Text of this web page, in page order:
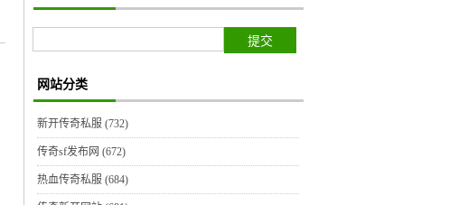
网站分类
新开传奇私服 (732)
传奇sf发布网 (672)
热血传奇私服 (684)